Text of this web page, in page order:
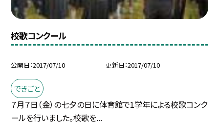
校歌コンクール
公開日 2017/07/10 更新日 2017/07/10
できごと
７月７日（金）の七夕の日に体育館で1学年による校歌コンク
ールを行いました。校歌を...